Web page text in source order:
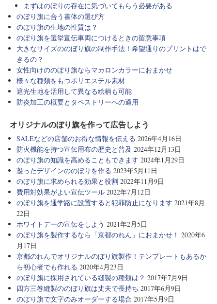
まずはのぼりの存在に気づいてもらう必要がある
のぼり旗に合う書体の選び方
のぼり旗の生地の性質は？
のぼり旗を選挙宣伝車両につけるときの留意事項
大きなサイズののぼり旗の制作手法！希望通りのプリントはで
きるの？
女性向けののぼり旗ならマカロンカラーにおまかせ
様々な種類をもつポリエステル素材
遮光生地を活用して異なる絵柄も可能
防炎加工の概要とタペストリーへの適用
オリジナルのぼり旗を作って広告しよう
SALEなどの店舗のお得な情報を伝える 2026年4月16日
防火機能を持つ宣伝用布の歴史と普及 2024年12月13日
のぼり旗の知識を高めることもできます 2024年1月29日
凝ったデザインののぼりを作る 2023年5月11日
のぼり旗に求められる効果と役割 2022年11月9日
費用対効果がよい宣伝ツール 2022年7月12日
のぼり旗を通学路に設置すると犯罪防止になります 2021年8月
22日
ホワイトデーの宣伝をしよう 2021年2月5日
のぼり旗を製作するなら「京都のれん」におまかせ！ 2020年6
月17日
京都のれんでオリジナルのぼり旗製作！テンプレートもあるか
ら初心者でも作れる 2020年4月23日
のぼり旗に採用されている縫製の種類は？ 2017年7月9日
四方三巻縫製ののぼり旗は丈夫で長持ち 2017年6月9日
のぼり旗で文字のみオーダーする場合 2017年5月9日